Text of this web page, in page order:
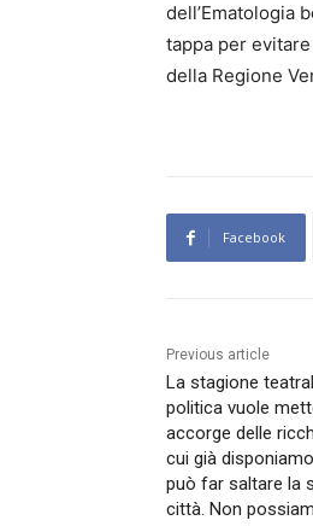
dell’Ematologia
tappa per
della Regione
Facebook
Previous article
La stagione
politica vuole
accorge delle
cui già
può far saltare la
città. Non